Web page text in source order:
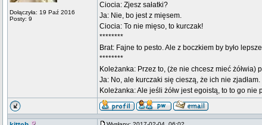
Dołączyła: 19 Paź 2016
Posty: 9
Ciocia: Zjesz sałatki?
Ja: Nie, bo jest z mięsem.
Ciocia: To nie mięso, to kurczak!
********
Brat: Fajne to pesto. Ale z boczkiem by było lepsze
********
Koleżanka: Przez to, (że nie chcesz mieć żółwia)
Ja: No, ale kurczaki się cieszą, że ich nie zjadłam.
Koleżanka: Ale jeśli żółw jest egoistą, to to go nie